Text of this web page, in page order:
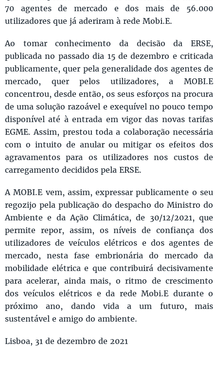
70 agentes de mercado e dos mais de 56.000
utilizadores que já aderiram à rede Mobi.E.
Ao tomar conhecimento da decisão da ERSE,
publicada no passado dia 15 de dezembro e criticada
publicamente, quer pela generalidade dos agentes de
mercado, quer pelos utilizadores, a MOBI.E
concentrou, desde então, os seus esforços na procura
de uma solução razoável e exequível no pouco tempo
disponível até à entrada em vigor das novas tarifas
EGME. Assim, prestou toda a colaboração necessária
com o intuito de anular ou mitigar os efeitos dos
agravamentos para os utilizadores nos custos de
carregamento decididos pela ERSE.
A MOBI.E vem, assim, expressar publicamente o seu
regozijo pela publicação do despacho do Ministro do
Ambiente e da Ação Climática, de 30/12/2021, que
permite repor, assim, os níveis de confiança dos
utilizadores de veículos elétricos e dos agentes de
mercado, nesta fase embrionária do mercado da
mobilidade elétrica e que contribuirá decisivamente
para acelerar, ainda mais, o ritmo de crescimento
dos veículos elétricos e da rede Mobi.E durante o
próximo ano, dando vida a um futuro, mais
sustentável e amigo do ambiente.
Lisboa, 31 de dezembro de 2021